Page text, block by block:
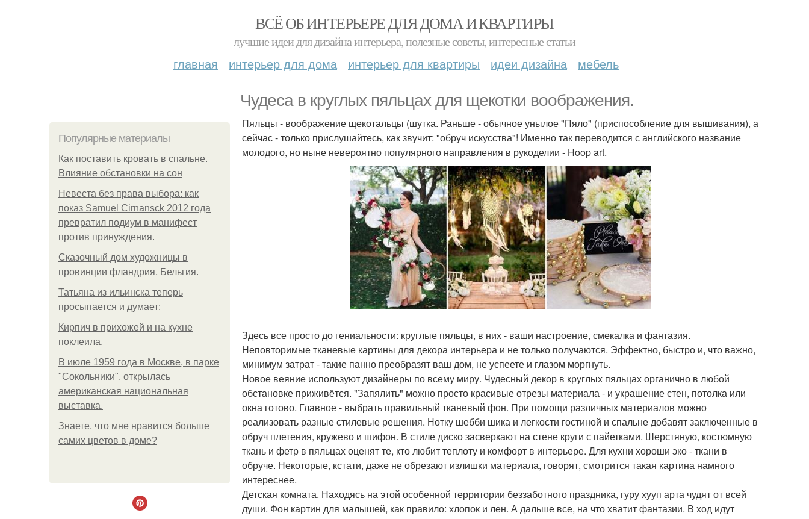
ВСЁ ОБ ИНТЕРЬЕРЕ ДЛЯ ДОМА И КВАРТИРЫ
лучшие идеи для дизайна интерьера, полезные советы, интересные статьи
главная интерьер для дома интерьер для квартиры идеи дизайна мебель
Чудеса в круглых пяльцах для щекотки воображения.
Популярные материалы
Как поставить кровать в спальне.
Влияние обстановки на сон
Невеста без права выбора: как
показ Samuel Cirnansck 2012 года
превратил подиум в манифест
против принуждения.
Сказочный дом художницы в
провинции фландрия, Бельгия.
Татьяна из ильинска теперь
просыпается и думает:
Кирпич в прихожей и на кухне
поклеила.
В июле 1959 года в Москве, в парке
"Сокольники", открылась
американская национальная
выставка.
Знаете, что мне нравится больше
самих цветов в доме?
Пяльцы - воображение щекотальцы (шутка. Раньше - обычное унылое "Пяло" (приспособление для вышивания), а
сейчас - только прислушайтесь, как звучит: "обруч искусства"! Именно так переводится с английского название
молодого, но ныне невероятно популярного направления в рукоделии - Hoop art.
Здесь все просто до гениальности: круглые пяльцы, в них - ваши настроение, смекалка и фантазия.
Неповторимые тканевые картины для декора интерьера и не только получаются. Эффектно, быстро и, что важно,
минимум затрат - такие панно преобразят ваш дом, не успеете и глазом моргнуть.
Новое веяние используют дизайнеры по всему миру. Чудесный декор в круглых пяльцах органично в любой
обстановке приживётся. "Запялить" можно просто красивые отрезы материала - и украшение стен, потолка или
окна готово. Главное - выбрать правильный тканевый фон. При помощи различных материалов можно
реализовать разные стилевые решения. Нотку шебби шика и легкости гостиной и спальне добавят заключенные в
обруч плетения, кружево и шифон. В стиле диско засверкают на стене круги с пайетками. Шерстяную, костюмную
ткань и фетр в пяльцах оценят те, кто любит теплоту и комфорт в интерьере. Для кухни хороши эко - ткани в
обруче. Некоторые, кстати, даже не обрезают излишки материала, говорят, смотрится такая картина намного
интереснее.
Детская комната. Находясь на этой особенной территории беззаботного праздника, гуру хууп арта чудят от всей
души. Фон картин для малышей, как правило: хлопок и лен. А дальше все, на что хватит фантазии. В ход идут